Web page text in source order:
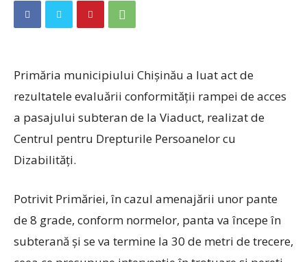
Primăria municipiului Chișinău a luat act de
rezultatele evaluării conformității rampei de acces
a pasajului subteran de la Viaduct, realizat de
Centrul pentru Drepturile Persoanelor cu
Dizabilități.
Potrivit Primăriei, în cazul amenajării unor pante
de 8 grade, conform normelor, panta va începe în
subterană și se va termine la 30 de metri de trecere,